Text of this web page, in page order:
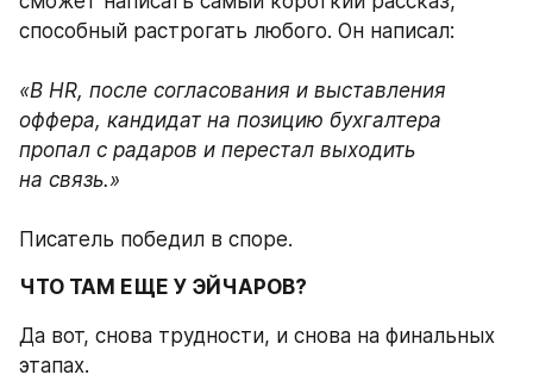
способный растрогать любого. Он написал:
«В HR, после согласования и выставления
оффера, кандидат на позицию бухгалтера
пропал с радаров и перестал выходить
на связь.»
Писатель победил в споре.
ЧТО ТАМ ЕЩЕ У ЭЙЧАРОВ?
Да вот, снова трудности, и снова на финальных
этапах.